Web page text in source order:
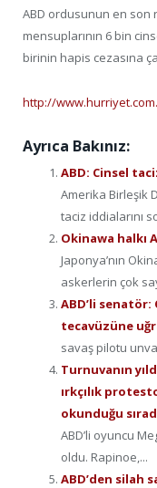
ABD ordusunun en son
mensuplarının 6 bin
birinin hapis cezasına
http://
Ayrıca Bakınız:
ABD: Cinsel
Amerika Birleşik
taciz iddialarını
Okinawa halkı
Japonya’nın
askerlerin çok
ABD’li
tecavüzüne
savaş pilotu
Turnuvanın
ırkçılık
okunduğu
ABD’li oyuncu
oldu. Rapinoe,...
ABD’den silah